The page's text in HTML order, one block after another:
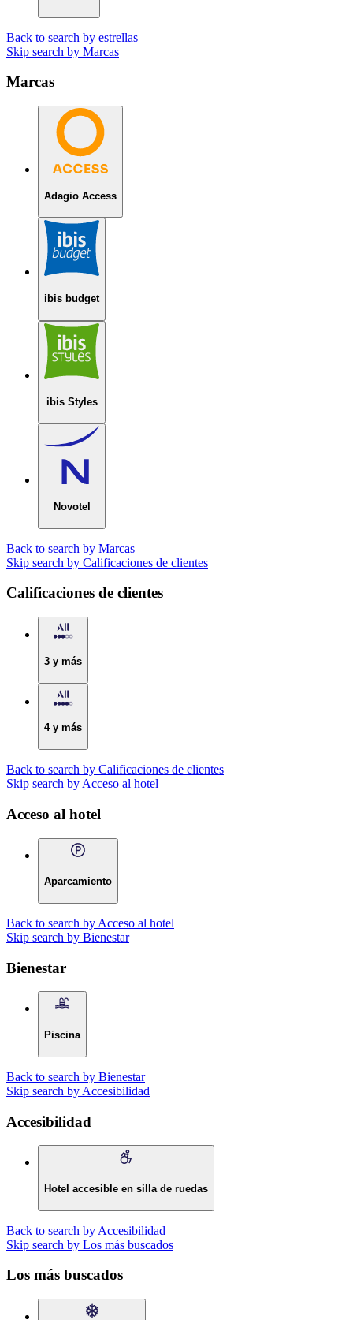
Back to search by estrellas
Skip search by Marcas
Marcas
Adagio Access
ibis budget
ibis Styles
Novotel
Back to search by Marcas
Skip search by Calificaciones de clientes
Calificaciones de clientes
3 y más
4 y más
Back to search by Calificaciones de clientes
Skip search by Acceso al hotel
Acceso al hotel
Aparcamiento
Back to search by Acceso al hotel
Skip search by Bienestar
Bienestar
Piscina
Back to search by Bienestar
Skip search by Accesibilidad
Accesibilidad
Hotel accesible en silla de ruedas
Back to search by Accesibilidad
Skip search by Los más buscados
Los más buscados